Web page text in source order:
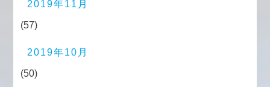
2019年11月
(57)
2019年10月
(50)